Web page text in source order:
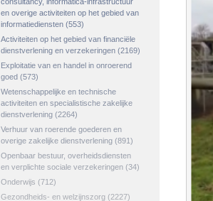
en overige activiteiten op het gebied van
informatiediensten (553)
Activiteiten op het gebied van financiële
dienstverlening en verzekeringen (2169)
Exploitatie van en handel in onroerend
goed (573)
Wetenschappelijke en technische
activiteiten en specialistische zakelijke
dienstverlening (2264)
Verhuur van roerende goederen en
overige zakelijke dienstverlening (891)
Openbaar bestuur, overheidsdiensten
en verplichte sociale verzekeringen (34)
Onderwijs (712)
Gezondheids- en welzijnszorg (2227)